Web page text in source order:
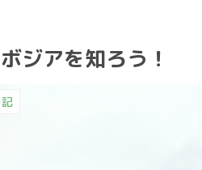
ジアを知ろう！